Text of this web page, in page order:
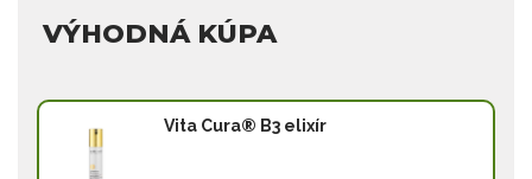
VÝHODNÁ KÚPA
Vita Cura® B3 elixír